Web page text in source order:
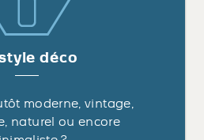
déco
moderne, vintage,
naturel ou encore